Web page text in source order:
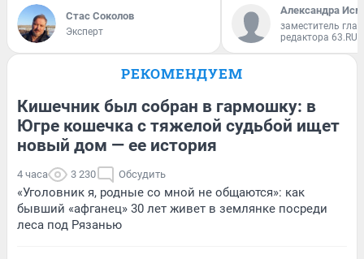
Стас Соколов
Эксперт
Александра
заместитель
редактора 63.RU
РЕКОМЕНДУЕМ
Кишечник был собран в гармошку: в
Югре кошечка с тяжелой судьбой ищет
новый дом — ее история
4 часа 3 230 Обсудить
«Уголовник я, родные со мной не общаются»: как
бывший «афганец» 30 лет живет в землянке посреди
леса под Рязанью